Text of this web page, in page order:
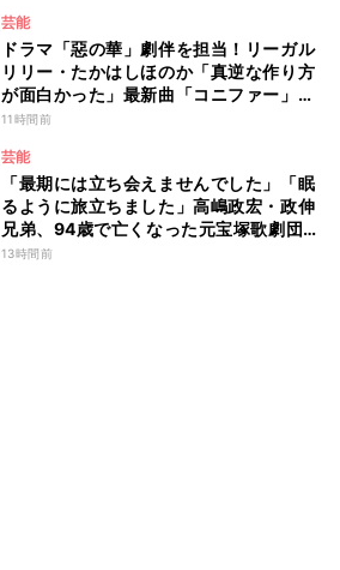
芸能
ドラマ「惡の華」劇伴を担当！リーガル
リリー・たかはしほのか「真逆な作り方
が面白かった」最新曲「コニファー」制
作秘話も
11時間前
芸能
「最期には立ち会えませんでした」「眠
るように旅立ちました」高嶋政宏・政伸
兄弟、94歳で亡くなった元宝塚歌劇団ト
ップスターの母・寿美花代を追悼 ここ
13時間前